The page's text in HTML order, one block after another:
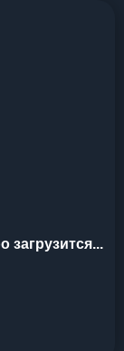
загрузится...